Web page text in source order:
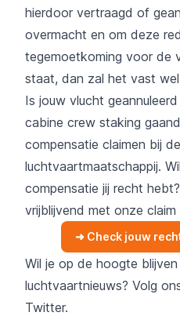
hierdoor vertraagd of
overmacht en om deze
tegemoetkoming voor de
staat, dan zal het vast
Is jouw vlucht
cabine crew staking
compensatie claimen bij de
luchtvaartmaatschappij.
compensatie jij recht
vrijblijvend met onze claim
➜ Check jouw
Wil je op de hoogte
luchtvaartnieuws? Volg
Twitter.